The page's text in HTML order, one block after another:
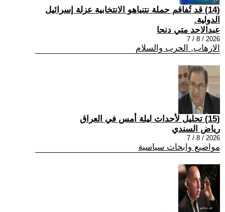
(14) قد تُفاقم حملة نتنياهو الانتخابية عزلة إسرائيل
الدولية.
عبدالاحد متي دنحا
2026 / 8 / 7
الارهاب, الحرب والسلام
(15) تحليل لأحداث ليلة أمس في العراق
رياض السندي
2026 / 8 / 7
مواضيع وابحاث سياسية